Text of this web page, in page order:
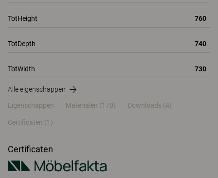
TotHeight 760
TotDepth 740
TotWidth 730
Alle eigenschappen
Eigenschappen Materialen (170) Downloads (4)
Certificaten (1)
Certificaten